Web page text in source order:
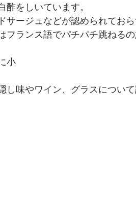
をしいています。
ージュなどが認められてお
ランス語でパチパチ跳ねるの
小
し味やワイン、グラスについ